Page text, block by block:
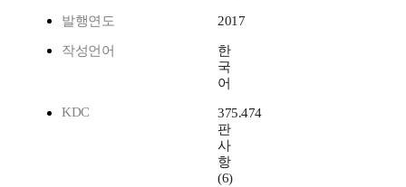
발행연도 2017
작성언어
한
국
어
KDC
375.474
판
사
항
(6)